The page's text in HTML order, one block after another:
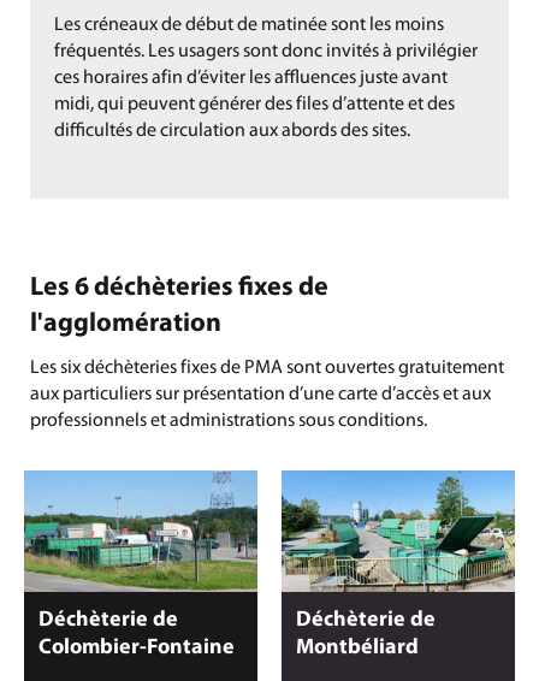
Les créneaux de début de matinée sont les moins
fréquentés. Les usagers sont donc invités à privilégier
ces horaires afin d’éviter les affluences juste avant
midi, qui peuvent générer des files d’attente et des
difficultés de circulation aux abords des sites.
Les 6 déchèteries fixes de
l'agglomération
Les six déchèteries fixes de PMA sont ouvertes gratuitement
aux particuliers sur présentation d’une carte d’accès et aux
professionnels et administrations sous conditions.
Déchèterie de
Colombier-Fontaine
Déchèterie de
Montbéliard